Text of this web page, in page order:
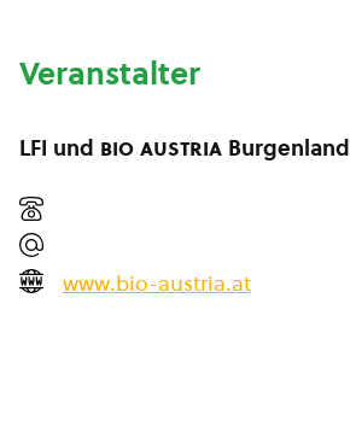
Veranstalter
LFI und bio austria Burgenland
www.bio-austria.at